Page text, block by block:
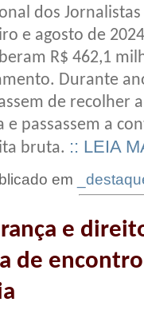
dos
e agosto de
R$ 462,1
Durante
de recolher
e passassem a
bruta. :: LEIA
em
e
de